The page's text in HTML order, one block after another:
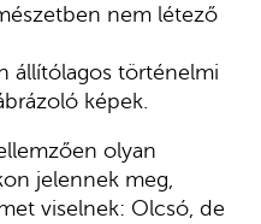
nem létező
állítólagos történelmi
képek.
olyan
jelennek meg,
viselnek: Olcsó, de